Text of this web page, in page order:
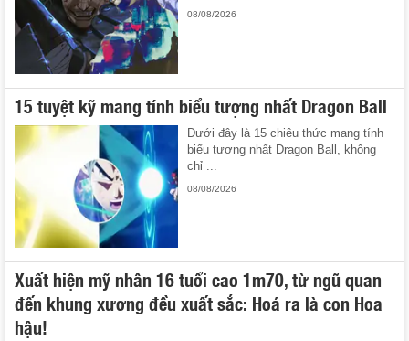
08/08/2026
15 tuyệt kỹ mang tính biểu tượng nhất Dragon Ball
Dưới đây là 15 chiêu thức mang tính
biểu tượng nhất Dragon Ball, không
chỉ ...
08/08/2026
Xuất hiện mỹ nhân 16 tuổi cao 1m70, từ ngũ quan
đến khung xương đều xuất sắc: Hoá ra là con Hoa
hậu!